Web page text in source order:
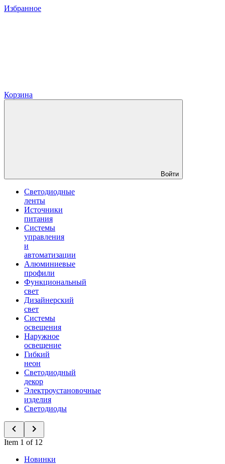
Избранное
Корзина
Войти
Светодиодные
ленты
Источники
питания
Системы
управления
и
автоматизации
Алюминиевые
профили
Функциональный
свет
Дизайнерский
свет
Системы
освещения
Наружное
освещение
Гибкий
неон
Светодиодный
декор
Электроустановочные
изделия
Светодиоды
Item 1 of 12
Новинки